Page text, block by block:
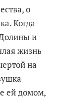
о
Когда
и
жизнь
на
ей домом,